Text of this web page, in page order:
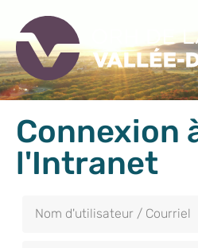
Connexion
l'Intranet